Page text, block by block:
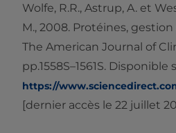
Wolfe, R.R., Astrup, A. et
M., 2008. Protéines,
The American Journal of
pp.1558S–1561S. Disponible
https://
[dernier accès le 22 juillet